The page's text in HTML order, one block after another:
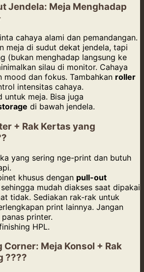
Jendela: Meja Menghadap
cahaya alami dan pemandangan.
meja di sudut dekat jendela, tapi
(bukan menghadap langsung ke
silau di monitor. Cahaya
mood dan fokus. Tambahkan roller
intensitas cahaya.
untuk meja. Bisa juga
di bawah jendela.
+ Rak Kertas yang
yang sering nge-print dan butuh
khusus dengan pull-out
mudah diakses saat dipakai
tidak. Sediakan rak-rak untuk
print lainnya. Jangan
printer.
HPL.
Meja Konsol + Rak
????